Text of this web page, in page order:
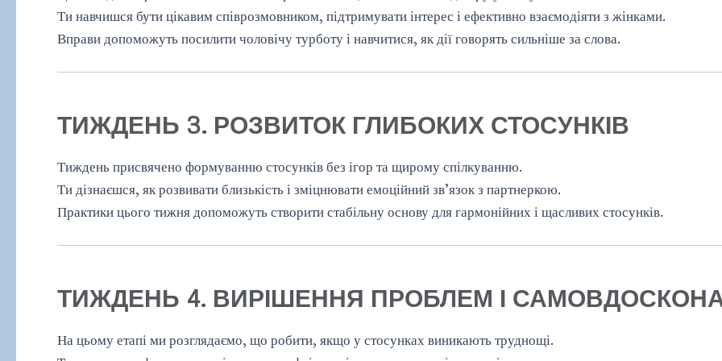
Ти навчишся бути цікавим співрозмовником, підтримувати інтерес і ефективно взаємодіяти з жінками.
Вправи допоможуть посилити чоловічу турботу і навчитися, як дії говорять сильніше за слова.
ТИЖДЕНЬ 3. РОЗВИТОК ГЛИБОКИХ СТОСУНКІВ
Тиждень присвячено формуванню стосунків без ігор та щирому спілкуванню.
Ти дізнаєшся, як розвивати близькість і зміцнювати емоційний зв’язок з партнеркою.
Практики цього тижня допоможуть створити стабільну основу для гармонійних і щасливих стосунків.
ТИЖДЕНЬ 4. ВИРІШЕННЯ ПРОБЛЕМ І
На цьому етапі ми розглядаємо, що робити, якщо у стосунках виникають труднощі.